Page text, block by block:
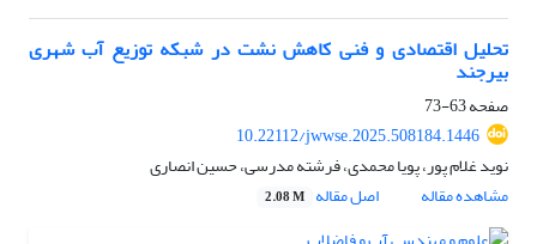
تحلیل اقتصادی و فنی کاهش نشت در شبکه‌ توزیع آب شهری
بیرجند
صفحه63-73
10.22112/jwwse.2025.508184.1446
نوید غلام پور، پویا محمدی، فرشته مدرسی، حسین انصاری
مشاهده مقاله
اصل مقاله 2.08 M